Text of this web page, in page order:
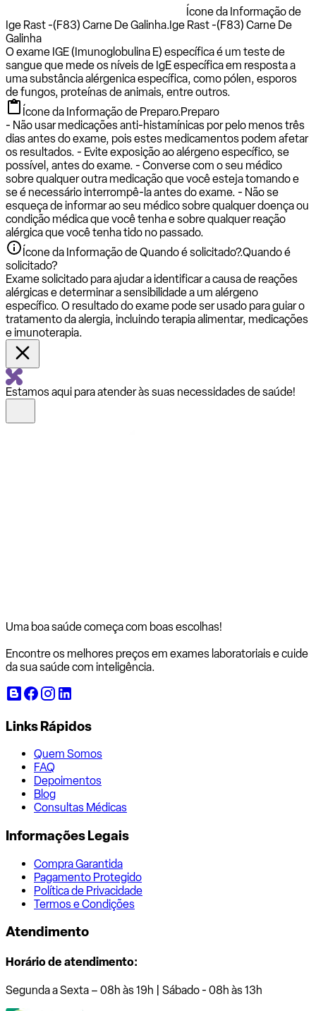
Ícone da Informação de
Ige Rast -(F83) Carne De Galinha.Ige Rast -(F83) Carne De
Galinha
O exame IGE (Imunoglobulina E) específica é um teste de
sangue que mede os níveis de IgE específica em resposta a
uma substância alérgenica específica, como pólen, esporos
de fungos, proteínas de animais, entre outros.
Ícone da Informação de Preparo.Preparo
- Não usar medicações anti-histamínicas por pelo menos três
dias antes do exame, pois estes medicamentos podem afetar
os resultados. - Evite exposição ao alérgeno específico, se
possível, antes do exame. - Converse com o seu médico
sobre qualquer outra medicação que você esteja tomando e
se é necessário interrompê-la antes do exame. - Não se
esqueça de informar ao seu médico sobre qualquer doença ou
condição médica que você tenha e sobre qualquer reação
alérgica que você tenha tido no passado.
Ícone da Informação de Quando é solicitado?.Quando é
solicitado?
Exame solicitado para ajudar a identificar a causa de reações
alérgicas e determinar a sensibilidade a um alérgeno
específico. O resultado do exame pode ser usado para guiar o
tratamento da alergia, incluindo terapia alimentar, medicações
e imunoterapia.
Estamos aqui para atender às suas necessidades de saúde!
Uma boa saúde começa com boas escolhas!
Encontre os melhores preços em exames laboratoriais e cuide
da sua saúde com inteligência.
Links Rápidos
Quem Somos
FAQ
Depoimentos
Blog
Consultas Médicas
Informações Legais
Compra Garantida
Pagamento Protegido
Política de Privacidade
Termos e Condições
Atendimento
Horário de atendimento:
Segunda a Sexta – 08h às 19h | Sábado - 08h às 13h